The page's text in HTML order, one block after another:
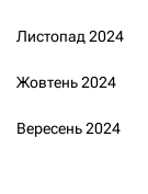
Листопад 2024
Жовтень 2024
Вересень 2024